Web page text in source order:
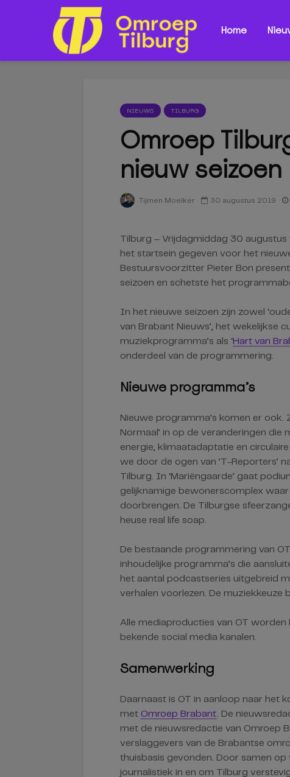
Home
NIEUWS TILBURG
Omroep
nieuw seizoen
Tijmen Moelker 30 augustus 2019
Tilburg – Vrijdagmiddag 30
het startsein gegeven voor het
Bestuursvoorzitter Pieter Bon
seizoen en schetste het
In het nieuwe seizoen zijn zowel
van Brabant Nieuws’, het wekelijkse
muziekprogramma’s als ‘Hart van
onderdeel van de programmering.
Nieuwe programma’s
Nieuwe programma’s komen er ook.
Normaal’ in op de veranderingen die
energie, klimaatadaptatie en
we door de ogen van ’T-Reporters’
Tilburg. In ‘Mariëngaarde’ gaat
gelijknamige bewonerscomplex
doorbrengen. De Tilburgse
heuse real life soap.
De bestaande programmering van
inhoudelijke programma’s die
het aantal podcastseries uitgebreid
verhalen voorlezen. De muziekkeuze
Alle mediaproducties van OT
bekende social media kanalen.
Samenwerking
Daarnaast is OT in aanloop naar het
met Omroep Brabant. De
met de nieuwsredactie van Omroep
verslaggevers van de Brabantse
thuisbasis gevonden. Door samen
journalistiek in en om Tilburg